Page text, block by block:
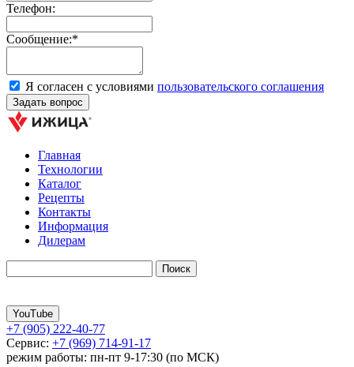
Телефон:
Сообщение:*
Я согласен с условиями пользовательского соглашения
Главная
Технологии
Каталог
Рецепты
Контакты
Информация
Дилерам
YouTube
+7 (905) 222-40-77
Сервис: +7 (969) 714-91-17
режим работы: пн-пт 9-17:30 (по МСК)